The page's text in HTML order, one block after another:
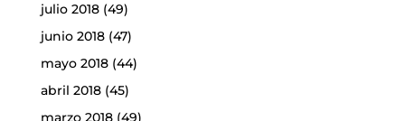
julio 2018(49)
junio 2018(47)
mayo 2018(44)
abril 2018(45)
marzo 2018(49)